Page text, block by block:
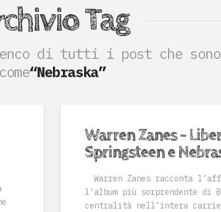
Tag
di tutti i post che
come“Nebraska”
Warren Zanes –
Springsteen e
Warren Zanes racconta
l’album più sorprendente di
centralità nell’intera